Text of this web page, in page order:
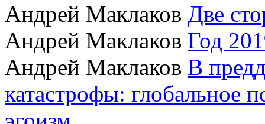
Андрей Маклаков Две
Андрей Маклаков Год
Андрей Маклаков В
катастрофы: глобальное